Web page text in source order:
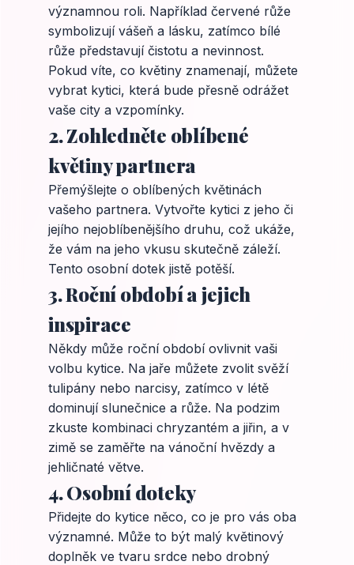
významnou roli. Například červené růže
symbolizují vášeň a lásku, zatímco bílé
růže představují čistotu a nevinnost.
Pokud víte, co květiny znamenají, můžete
vybrat kytici, která bude přesně odrážet
vaše city a vzpomínky.
2. Zohledněte oblíbené
květiny partnera
Přemýšlejte o oblíbených květinách
vašeho partnera. Vytvořte kytici z jeho či
jejího nejoblíbenějšího druhu, což ukáže,
že vám na jeho vkusu skutečně záleží.
Tento osobní dotek jistě potěší.
3. Roční období a jejich
inspirace
Někdy může roční období ovlivnit vaši
volbu kytice. Na jaře můžete zvolit svěží
tulipány nebo narcisy, zatímco v létě
dominují slunečnice a růže. Na podzim
zkuste kombinaci chryzantém a jiřin, a v
zimě se zaměřte na vánoční hvězdy a
jehličnaté větve.
4. Osobní doteky
Přidejte do kytice něco, co je pro vás oba
významné. Může to být malý květinový
doplněk ve tvaru srdce nebo drobný